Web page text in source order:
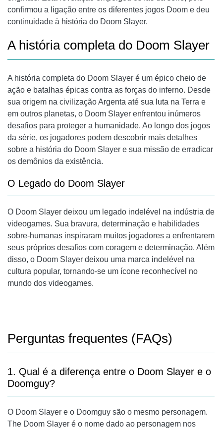
confirmou a ligação entre os diferentes jogos Doom e deu
continuidade à história do Doom Slayer.
A história completa do Doom Slayer
A história completa do Doom Slayer é um épico cheio de
ação e batalhas épicas contra as forças do inferno. Desde
sua origem na civilização Argenta até sua luta na Terra e
em outros planetas, o Doom Slayer enfrentou inúmeros
desafios para proteger a humanidade. Ao longo dos jogos
da série, os jogadores podem descobrir mais detalhes
sobre a história do Doom Slayer e sua missão de erradicar
os demônios da existência.
O Legado do Doom Slayer
O Doom Slayer deixou um legado indelével na indústria de
videogames. Sua bravura, determinação e habilidades
sobre-humanas inspiraram muitos jogadores a enfrentarem
seus próprios desafios com coragem e determinação. Além
disso, o Doom Slayer deixou uma marca indelével na
cultura popular, tornando-se um ícone reconhecível no
mundo dos videogames.
Perguntas frequentes (FAQs)
1. Qual é a diferença entre o Doom Slayer e o
Doomguy?
O Doom Slayer e o Doomguy são o mesmo personagem.
The Doom Slayer é o nome dado ao personagem nos